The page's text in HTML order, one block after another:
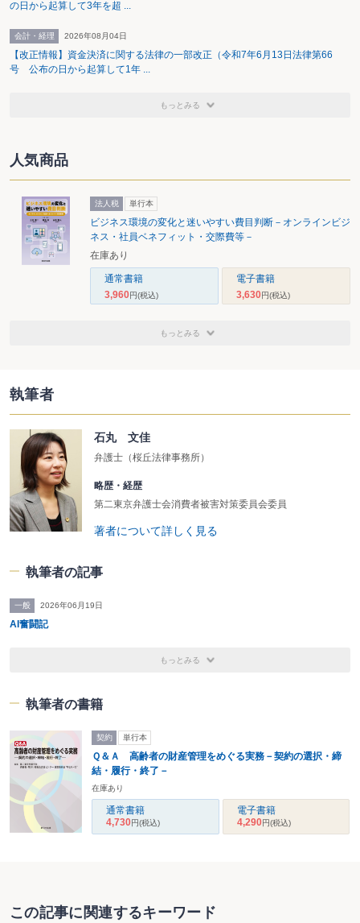
の日から起算して3年を超 ...
会計・経理 2026年08月04日
【改正情報】資金決済に関する法律の一部改正（令和7年6月13日法律第66
号 公布の日から起算して1年 ...
もっとみる
人気商品
法人税 単行本
ビジネス環境の変化と迷いやすい費目判断－オンラインビジ
ネス・社員ベネフィット・交際費等－
在庫あり
通常書籍
3,960円(税込)
電子書籍
3,630円(税込)
もっとみる
執筆者
石丸 文佳
弁護士（桜丘法律事務所）
略歴・経歴
第二東京弁護士会消費者被害対策委員会委員
著者について詳しく見る
執筆者の記事
一般 2026年06月19日
AI奮闘記
もっとみる
執筆者の書籍
契約 単行本
Ｑ＆Ａ 高齢者の財産管理をめぐる実務－契約の選択・締
結・履行・終了－
在庫あり
通常書籍
4,730円(税込)
電子書籍
4,290円(税込)
この記事に関連するキーワード